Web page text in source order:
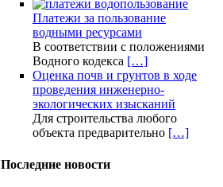
Платежи за пользование
водными ресурсами
В соответствии с положениями
Водного кодекса […]
Оценка почв и грунтов в ходе
проведения инженерно-
экологических изысканий
Для строительства любого
объекта предварительно […]
Последние новости